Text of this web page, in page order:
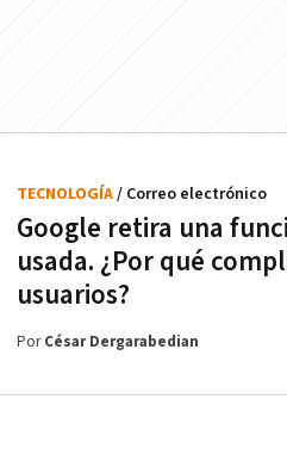
Google retira una
usada. ¿Por qué
usuarios?
TECNOLOGÍA/ Correo electrónico
PorCésar Dergarabedian